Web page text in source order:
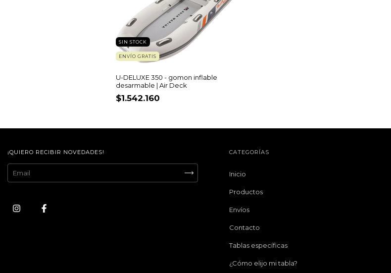
SIN STOCK
ENVÍO GRATIS
U-DELUXE 350 - gomon inflable
desarmable | Air Deck
$1.542.160
¡QUIERO RECIBIR NOVEDADES! CATEGORÍAS
Inicio
Productos
Envíos
Contacto
Tablas específicas
¿Cómo elijo mi tabla?